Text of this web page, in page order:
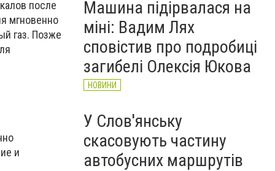
после
мгновенно
газ. Позже
и
Машина підірвалася на
міні: Вадим Лях
сповістив про подробиці
загибелі Олексія Юкова
НОВИНИ
У Слов'янську
скасовують частину
автобусних маршрутів